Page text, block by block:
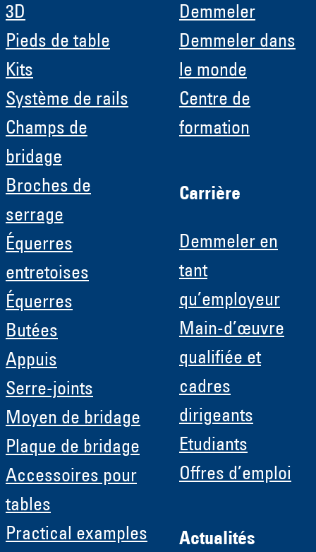
3D
Pieds de table
Kits
Système de rails
Champs de
bridage
Broches de
serrage
Équerres
entretoises
Équerres
Butées
Appuis
Serre-joints
Moyen de bridage
Plaque de bridage
Accessoires pour
tables
Practical examples
Demmeler
Demmeler dans
le monde
Centre de
formation
Carrière
Demmeler en
tant
qu’employeur
Main-d’œuvre
qualifiée et
cadres
dirigeants
Etudiants
Offres d’emploi
Actualités